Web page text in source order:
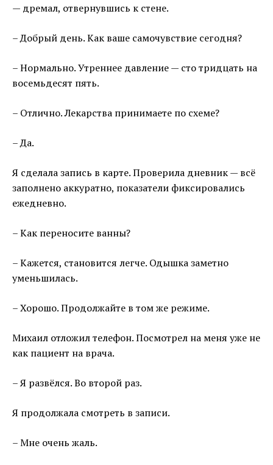
— дремал, отвернувшись к стене.
– Добрый день. Как ваше самочувствие сегодня?
– Нормально. Утреннее давление — сто тридцать на
восемьдесят пять.
– Отлично. Лекарства принимаете по схеме?
– Да.
Я сделала запись в карте. Проверила дневник — всё
заполнено аккуратно, показатели фиксировались
ежедневно.
– Как переносите ванны?
– Кажется, становится легче. Одышка заметно
уменьшилась.
– Хорошо. Продолжайте в том же режиме.
Михаил отложил телефон. Посмотрел на меня уже не
как пациент на врача.
– Я развёлся. Во второй раз.
Я продолжала смотреть в записи.
– Мне очень жаль.